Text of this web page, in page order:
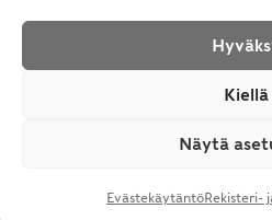
Kiellä
Näytä
EvästekäytäntöRekisteri-
© Samhita | Ayurveda -
vuodesta 1994. All